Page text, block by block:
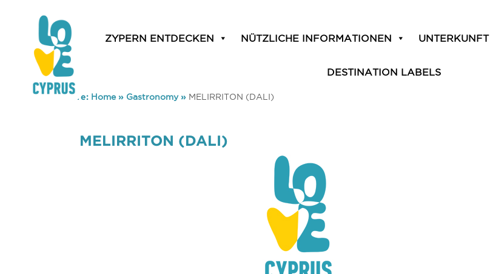
ZYPERN ENTDECKEN NÜTZLICHE INFORMATIONEN UNTERKUNFT
DESTINATION LABELS
You are here: Home» Gastronomy» MELIRRITON (DALI)
MELIRRITON (DALI)